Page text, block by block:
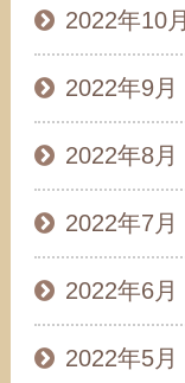
2022年10月
2022年9月
2022年8月
2022年7月
2022年6月
2022年5月